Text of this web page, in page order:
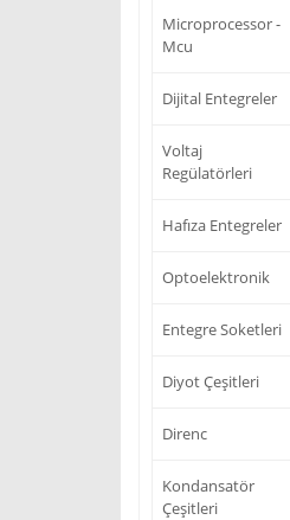
Microprocessor -
Mcu
Dijital Entegreler
Voltaj
Regülatörleri
Hafıza Entegreler
Optoelektronik
Entegre Soketleri
Diyot Çeşitleri
Direnc
Kondansatör
Çeşitleri